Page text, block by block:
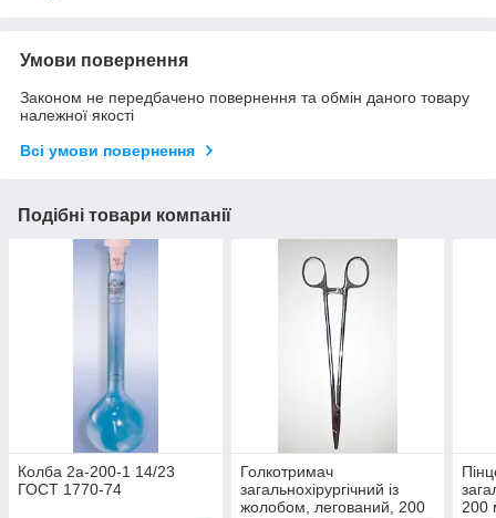
Умови повернення
Законом не передбачено повернення та обмін даного товару
належної якості
Всі умови повернення
Подібні товари компанії
Колба 2а-200-1 14/23
ГОСТ 1770-74
Голкотримач
загальнохірургічний із
жолобом, легований, 200
200